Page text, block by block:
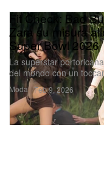
Moda
Fit Check: Bad
Zara su misura
Super Bowl 2026
La superstar
del mondo con un
Feb 9, 2026